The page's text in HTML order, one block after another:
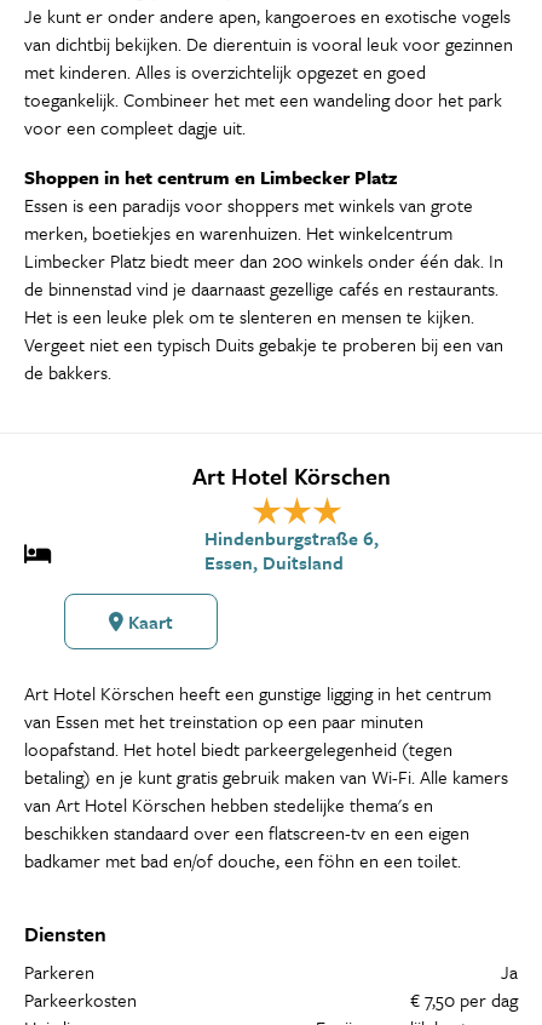
Je kunt er onder andere apen, kangoeroes en exotische vogels
van dichtbij bekijken. De dierentuin is vooral leuk voor gezinnen
met kinderen. Alles is overzichtelijk opgezet en goed
toegankelijk. Combineer het met een wandeling door het park
voor een compleet dagje uit.
Shoppen in het centrum en Limbecker Platz
Essen is een paradijs voor shoppers met winkels van grote
merken, boetiekjes en warenhuizen. Het winkelcentrum
Limbecker Platz biedt meer dan 200 winkels onder één dak. In
de binnenstad vind je daarnaast gezellige cafés en restaurants.
Het is een leuke plek om te slenteren en mensen te kijken.
Vergeet niet een typisch Duits gebakje te proberen bij een van
de bakkers.
Art Hotel Körschen
Hindenburgstraße 6,
Essen, Duitsland
Kaart
Art Hotel Körschen heeft een gunstige ligging in het centrum
van Essen met het treinstation op een paar minuten
loopafstand. Het hotel biedt parkeergelegenheid (tegen
betaling) en je kunt gratis gebruik maken van Wi-Fi. Alle kamers
van Art Hotel Körschen hebben stedelijke thema's en
beschikken standaard over een flatscreen-tv en een eigen
badkamer met bad en/of douche, een föhn en een toilet.
Diensten
Parkeren
Ja
Parkeerkosten
€ 7,50 per dag